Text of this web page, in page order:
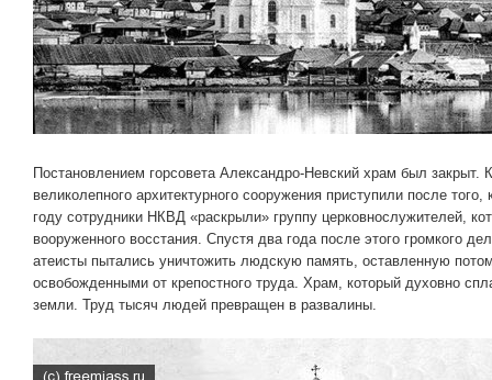
Постановлением горсовета Александро-Невский храм был закрыт.
великолепного архитектурного сооружения приступили после
году сотрудники НКВД «раскрыли» группу церковнослужителей,
вооруженного восстания. Спустя два года после этого громкого
атеисты пытались уничтожить людскую память, оставленную
освобожденными от крепостного труда. Храм, который духовно
земли. Труд тысяч людей превращен в развалины.